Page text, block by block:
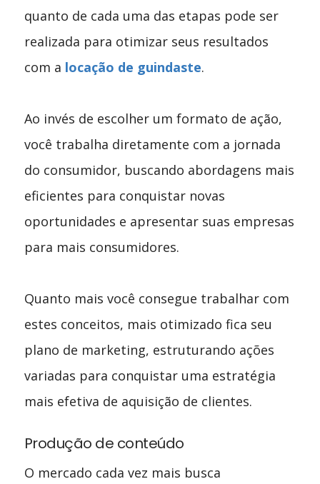
quanto de cada uma das etapas pode ser
realizada para otimizar seus resultados
com a locação de guindaste.
Ao invés de escolher um formato de ação,
você trabalha diretamente com a jornada
do consumidor, buscando abordagens mais
eficientes para conquistar novas
oportunidades e apresentar suas empresas
para mais consumidores.
Quanto mais você consegue trabalhar com
estes conceitos, mais otimizado fica seu
plano de marketing, estruturando ações
variadas para conquistar uma estratégia
mais efetiva de aquisição de clientes.
Produção de conteúdo
O mercado cada vez mais busca